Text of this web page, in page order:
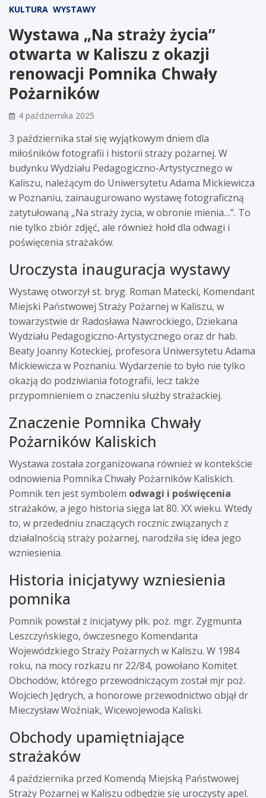
KULTURA WYSTAWY
Wystawa „Na straży życia”
otwarta w Kaliszu z okazji
renowacji Pomnika Chwały
Pożarników
4 października 2025
3 października stał się wyjątkowym dniem dla
miłośników fotografii i historii straży pożarnej. W
budynku Wydziału Pedagogiczno-Artystycznego w
Kaliszu, należącym do Uniwersytetu Adama Mickiewicza
w Poznaniu, zainaugurowano wystawę fotograficzną
zatytułowaną „Na straży życia, w obronie mienia…”. To
nie tylko zbiór zdjęć, ale również hołd dla odwagi i
poświęcenia strażaków.
Uroczysta inauguracja wystawy
Wystawę otworzył st. bryg. Roman Matecki, Komendant
Miejski Państwowej Straży Pożarnej w Kaliszu, w
towarzystwie dr Radosława Nawrockiego, Dziekana
Wydziału Pedagogiczno-Artystycznego oraz dr hab.
Beaty Joanny Koteckiej, profesora Uniwersytetu Adama
Mickiewicza w Poznaniu. Wydarzenie to było nie tylko
okazją do podziwiania fotografii, lecz także
przypomnieniem o znaczeniu służby strażackiej.
Znaczenie Pomnika Chwały
Pożarników Kaliskich
Wystawa została zorganizowana również w kontekście
odnowienia Pomnika Chwały Pożarników Kaliskich.
Pomnik ten jest symbolem odwagi i poświęcenia
strażaków, a jego historia sięga lat 80. XX wieku. Wtedy
to, w przededniu znaczących rocznic związanych z
działalnością straży pożarnej, narodziła się idea jego
wzniesienia.
Historia inicjatywy wzniesienia
pomnika
Pomnik powstał z inicjatywy płk. poż. mgr. Zygmunta
Leszczyńskiego, ówczesnego Komendanta
Wojewódzkiego Straży Pożarnych w Kaliszu. W 1984
roku, na mocy rozkazu nr 22/84, powołano Komitet
Obchodów, którego przewodniczącym został mjr poż.
Wojciech Jędrych, a honorowe przewodnictwo objął dr
Mieczysław Woźniak, Wicewojewoda Kaliski.
Obchody upamiętniające
strażaków
4 października przed Komendą Miejską Państwowej
Straży Pożarnej w Kaliszu odbędzie się uroczysty apel.